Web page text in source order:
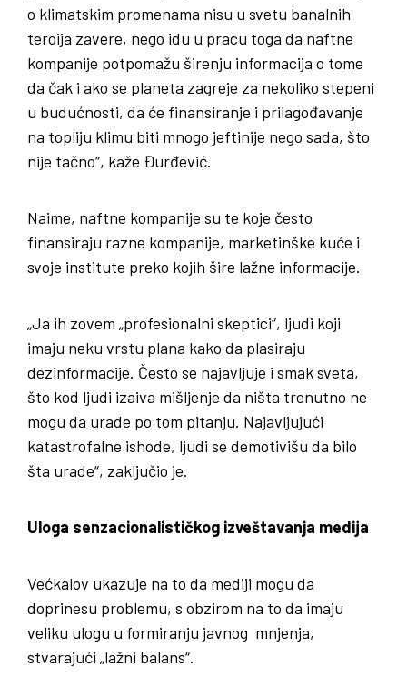
o klimatskim promenama nisu u svetu banalnih
teroija zavere, nego idu u pracu toga da naftne
kompanije potpomažu širenju informacija o tome
da čak i ako se planeta zagreje za nekoliko stepeni
u budućnosti, da će finansiranje i prilagođavanje
na topliju klimu biti mnogo jeftinije nego sada, što
nije tačno“, kaže Đurđević.
Naime, naftne kompanije su te koje često
finansiraju razne kompanije, marketinške kuće i
svoje institute preko kojih šire lažne informacije.
„Ja ih zovem „profesionalni skeptici“, ljudi koji
imaju neku vrstu plana kako da plasiraju
dezinformacije. Često se najavljuje i smak sveta,
što kod ljudi izaiva mišljenje da ništa trenutno ne
mogu da urade po tom pitanju. Najavljujući
katastrofalne ishode, ljudi se demotivišu da bilo
šta urade“, zaključio je.
Uloga senzacionalističkog izveštavanja medija
Većkalov ukazuje na to da mediji mogu da
doprinesu problemu, s obzirom na to da imaju
veliku ulogu u formiranju javnog mnjenja,
stvarajući „lažni balans“.